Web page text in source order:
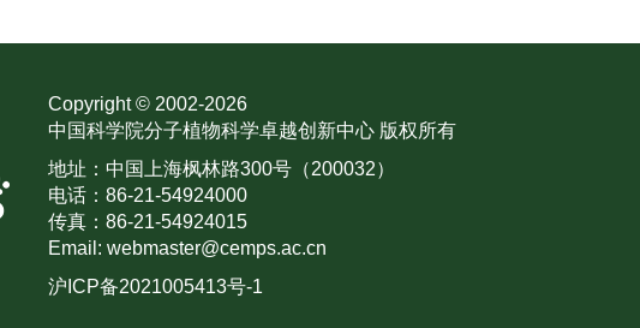
Copyright © 2002-2026
中国科学院分子植物科学卓越创新中心 版权所有
地址：中国上海枫林路300号（200032）
电话：86-21-54924000
传真：86-21-54924015
Email: webmaster@cemps.ac.cn
沪ICP备2021005413号-1